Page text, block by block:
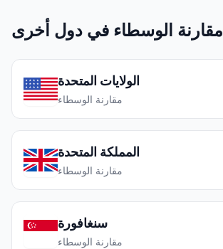
مقارنة الوسطاء في دول أخرى
الولايات المتحدة
مقارنة الوسطاء
المملكة المتحدة
مقارنة الوسطاء
سنغافورة
مقارنة الوسطاء